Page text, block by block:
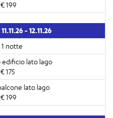
€ 199
11.11.26 - 12.11.26
1 notte
€ 175
€ 199